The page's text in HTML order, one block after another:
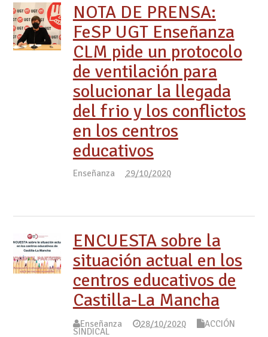
NOTA DE PRENSA:
FeSP UGT Enseñanza
CLM pide un protocolo
de ventilación para
solucionar la llegada
del frio y los conflictos
en los centros
educativos
Enseñanza 29/10/2020
ENCUESTA sobre la
situación actual en los
centros educativos de
Castilla-La Mancha
Enseñanza 28/10/2020 ACCIÓN
SINDICAL